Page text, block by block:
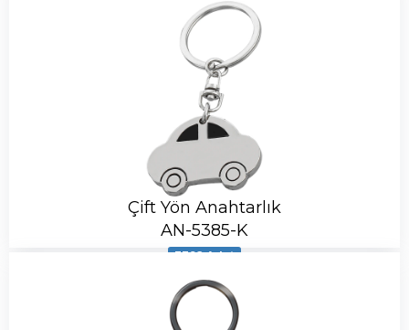
Çift Yön Anahtarlık
AN-5385-K
3392 Adet